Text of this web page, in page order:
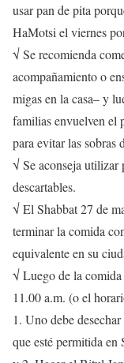
usar pan de pita
HaMotsi el viernes
√ Se recomienda
acompañamiento o
migas en la casa– y
familias envuelven el
para evitar las sobras
√ Se aconseja utilizar
descartables.
√ El Shabbat 27 de
terminar la comida
equivalente en su
√ Luego de la comida
11.00 a.m. (o el
1. Uno debe
que esté permitida en